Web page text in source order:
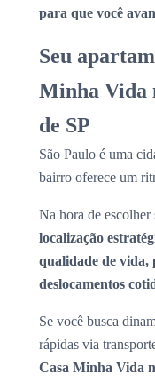
para que você
Seu
Minha Vida
de SP
São Paulo é uma
bairro oferece um
Na hora de
localização
qualidade de vida,
deslocamentos
Se você busca
rápidas via
Casa Minha Vida